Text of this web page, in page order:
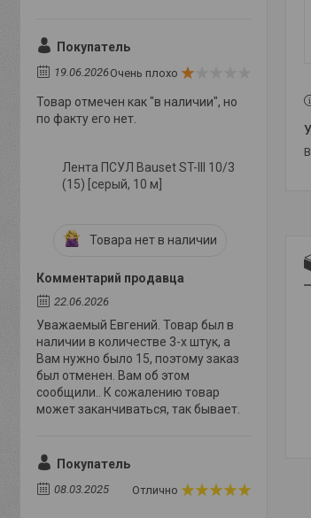
Покупатель
19.06.2026Очень плохо
Товар отмечен как "в наличии", но
по факту его нет.
Лента ПСУЛ Bauset ST-III 10/3
(15) [серый, 10 м]
Товара нет в наличии
Комментарий продавца
22.06.2026
Уважаемый Евгений. Товар был в
наличии в количестве 3-х штук, а
Вам нужно было 15, поэтому заказ
был отменен. Вам об этом
сообщили.. К сожалению товар
может заканчиваться, так бывает.
Покупатель
08.03.2025 Отлично